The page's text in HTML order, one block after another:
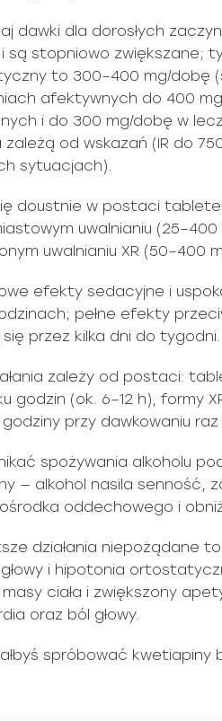
dawki dla dorosłych
są stopniowo zwiększane;
to 300–400 mg/dobę
afektywnych do 400
i do 300 mg/dobę w
zależą od wskazań (IR do
sytuacjach).
doustnie w postaci
uwalnianiu
uwalnianiu XR (50–400
efekty sedacyjne i
pełne efekty
się przez kilka dni do tygodni.
zależy od postaci:
godzin (ok. 6–12 h), formy
godziny przy dawkowaniu
spożywania alkoholu
— alkohol nasila senność,
oddechowego i
działania niepożądane
i hipotonia
ciała i zwiększony
oraz ból głowy.
spróbować kwetiapiny